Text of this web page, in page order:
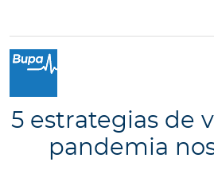
Oficina Móvil
Acerca de Bupa
5 estrategias de
pandemia